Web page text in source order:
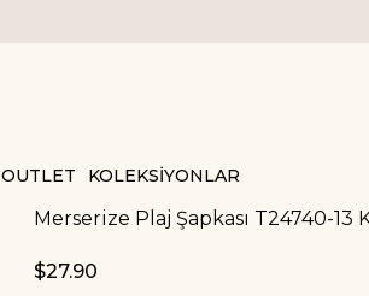
OUTLET KOLEKSİYONLAR
Merserize Plaj Şapkası T24740-13
$27.90